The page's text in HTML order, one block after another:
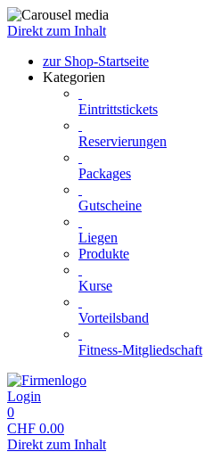
Direkt zum Inhalt
zur Shop-Startseite
Kategorien
Eintrittstickets
Reservierungen
Packages
Gutscheine
Liegen
Produkte
Kurse
Vorteilsband
Fitness-Mitgliedschaft
Login
0
CHF 0.00
Direkt zum Inhalt